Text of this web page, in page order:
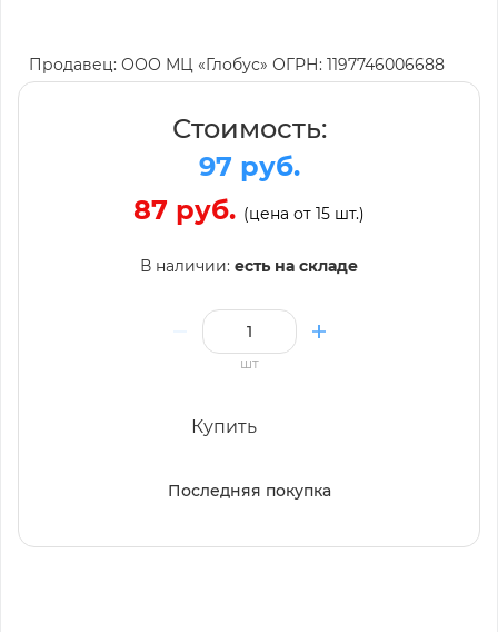
Продавец: ООО МЦ «Глобус» ОГРН: 1197746006688
Стоимость:
97 руб.
87 руб. (цена от 15 шт.)
В наличии: есть на складе
шт
Купить
Последняя покупка